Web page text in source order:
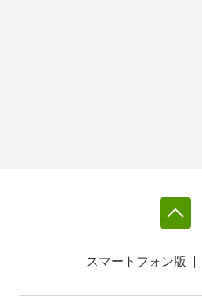
スマートフォン版